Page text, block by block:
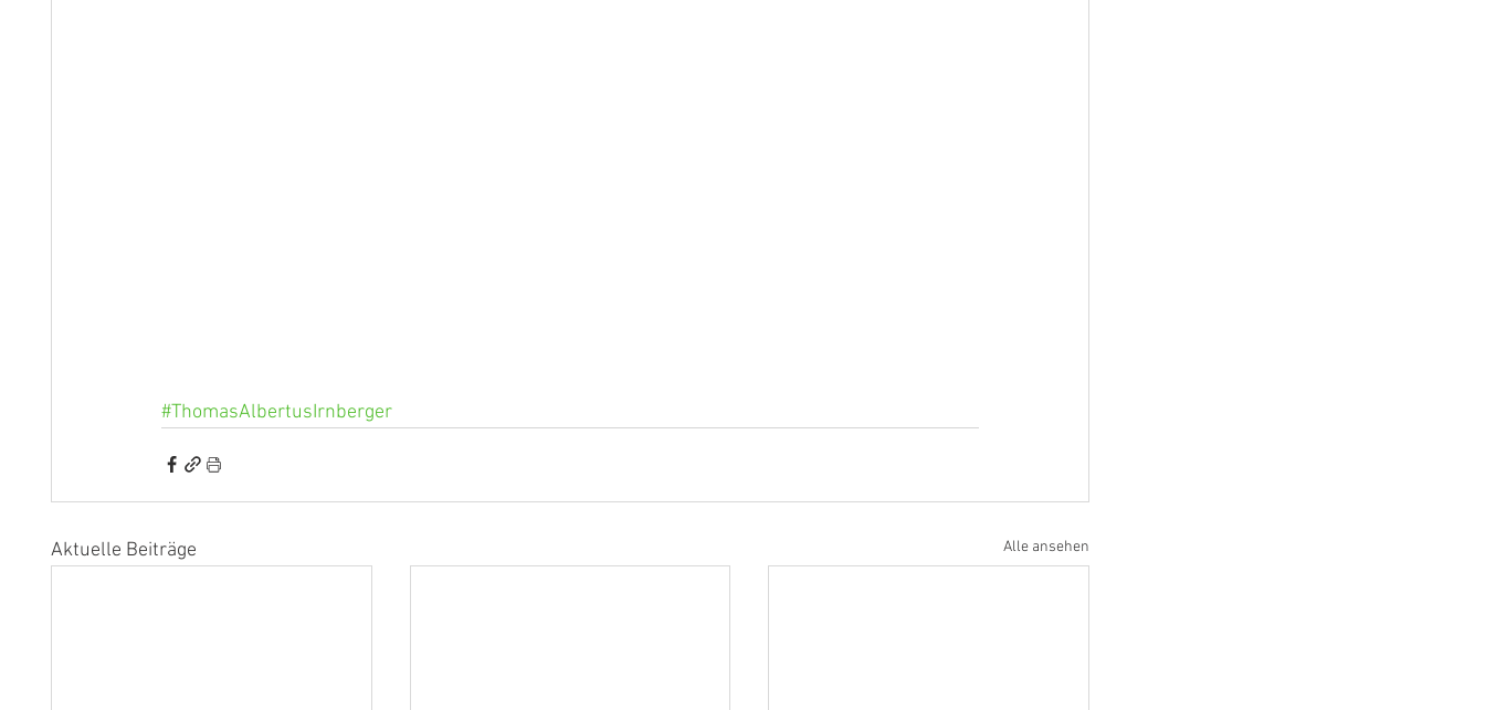
#ThomasAlbertusIrnberger
Aktuelle Beiträge Alle ansehen